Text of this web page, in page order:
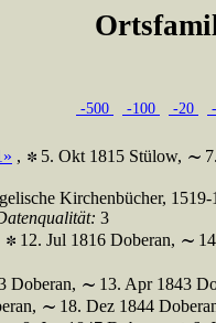
-500 -100 -20
, 5. Okt 1815 Stülow,
Kirchenbücher,
3
12. Jul 1816 Doberan,
Doberan, 13. Apr 1843
18. Dez 1844